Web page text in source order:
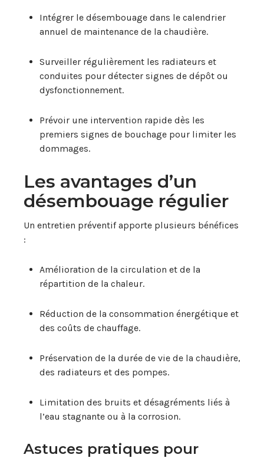
Intégrer le désembouage dans le calendrier
annuel de maintenance de la chaudière.
Surveiller régulièrement les radiateurs et
conduites pour détecter signes de dépôt ou
dysfonctionnement.
Prévoir une intervention rapide dès les
premiers signes de bouchage pour limiter les
dommages.
Les avantages d’un
désembouage régulier
Un entretien préventif apporte plusieurs bénéfices
:
Amélioration de la circulation et de la
répartition de la chaleur.
Réduction de la consommation énergétique et
des coûts de chauffage.
Préservation de la durée de vie de la chaudière,
des radiateurs et des pompes.
Limitation des bruits et désagréments liés à
l’eau stagnante ou à la corrosion.
Astuces pratiques pour